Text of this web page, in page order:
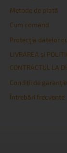
Metode de plată
Cum comand
Protecția datelor
LIVRAREA și
CONTRACTUL LA
Condiţii de garanţie
Întrebări frecvente